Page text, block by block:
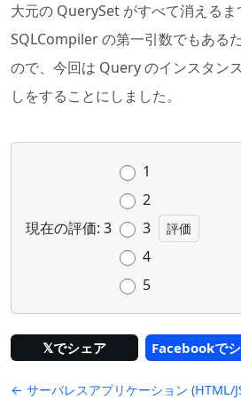
大元の QuerySet がすべて消える
SQLCompilerの第一引数でもある
ので、今回は Queryのインスタン
しをすることにしました。
現在の評価: 3
1
2
3
4
5
𝕏でシェア Facebookで